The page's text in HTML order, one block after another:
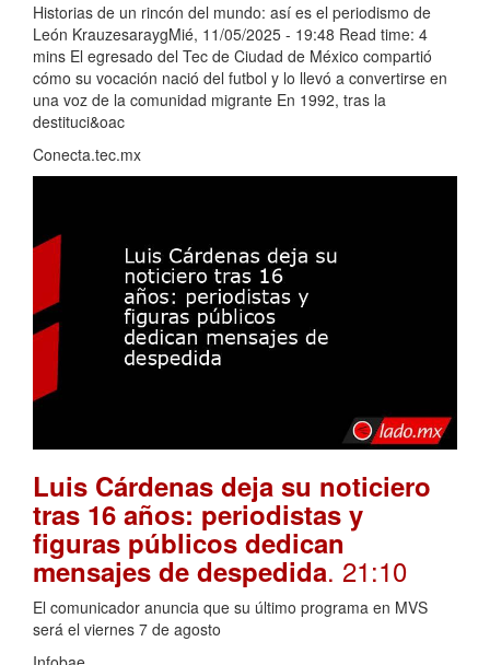
Historias de un rincón del mundo: así es el periodismo de
León KrauzesaraygMié, 11/05/2025 - 19:48 Read time: 4
mins El egresado del Tec de Ciudad de México compartió
cómo su vocación nació del futbol y lo llevó a convertirse en
una voz de la comunidad migrante En 1992, tras la
destituci&oac
Conecta.tec.mx
Luis Cárdenas deja su noticiero
tras 16 años: periodistas y
figuras públicos dedican
mensajes de despedida. 21:10
El comunicador anuncia que su último programa en MVS
será el viernes 7 de agosto